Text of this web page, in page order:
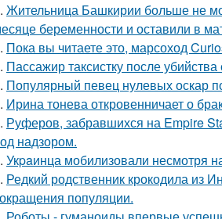
Жительница Башкирии больше не
беременности и оставили в
Пока вы читаете это, марсоход
Пассажир таксистку после
Популярный певец нулевых оскар
Ирина тонева откровенничает о
Руферов, забравшихся на Empire
надзором.
Укpaинца мобилизовали несмотря
Редкий родственник крокодила из
популяции.